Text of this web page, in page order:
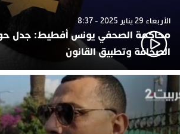
الأربعاء 29 يناير 2025 - 8:37
محاكمة الصحفي يونس أفطيط: جدل
الصحافة وتطبيق القانون